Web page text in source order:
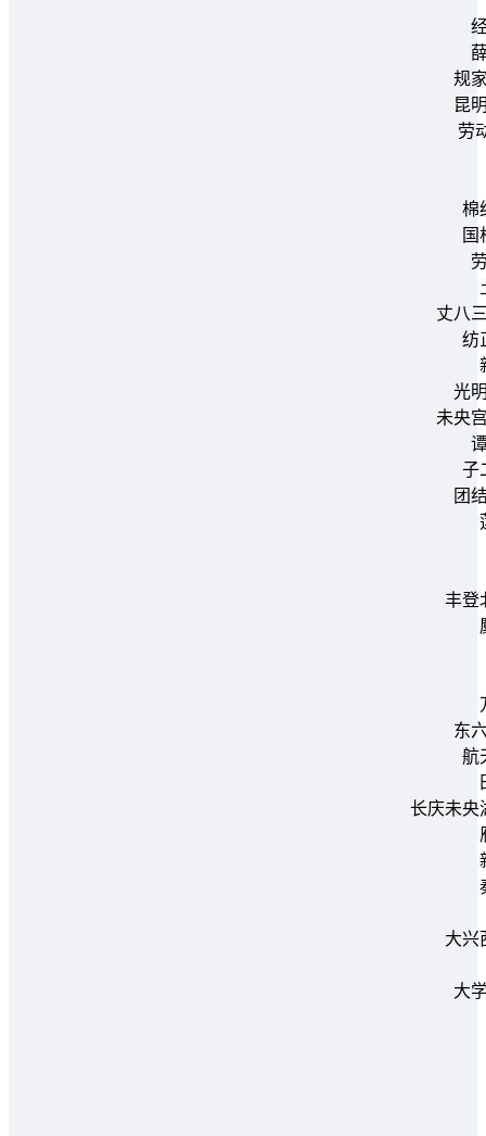
规
昆
劳
棉
国
丈八
纺
光
未央
子
团
丰登
东
航
长庆未央
大兴
大